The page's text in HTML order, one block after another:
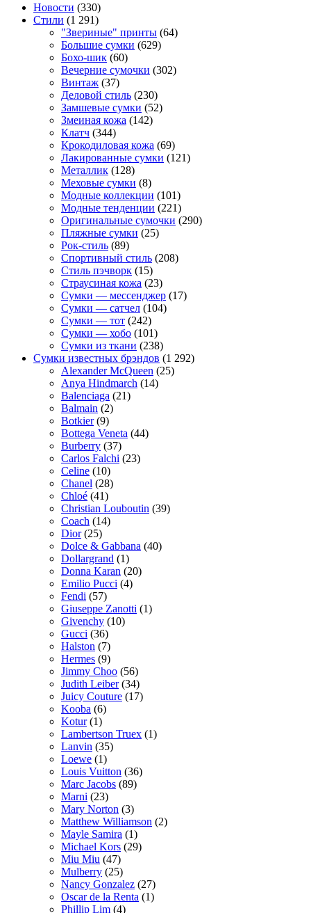
Новости (330)
Стили (1 291)
"Звериные" принты (64)
Большие сумки (629)
Бохо-шик (60)
Вечерние сумочки (302)
Винтаж (37)
Деловой стиль (230)
Замшевые сумки (52)
Змеиная кожа (142)
Клатч (344)
Крокодиловая кожа (69)
Лакированные сумки (121)
Металлик (128)
Меховые сумки (8)
Модные коллекции (101)
Модные тенденции (221)
Оригинальные сумочки (290)
Пляжные сумки (25)
Рок-стиль (89)
Спортивный стиль (208)
Стиль пэчворк (15)
Страусиная кожа (23)
Сумки — мессенджер (17)
Сумки — сатчел (104)
Сумки — тот (242)
Сумки — хобо (101)
Сумки из ткани (238)
Сумки известных брэндов (1 292)
Alexander McQueen (25)
Anya Hindmarch (14)
Balenciaga (21)
Balmain (2)
Botkier(9)
Bottega Veneta (44)
Burberry (37)
Carlos Falchi (23)
Celine (10)
Chanel (28)
Chloé (41)
Christian Louboutin (39)
Coach (14)
Dior(25)
Dolce & Gabbana (40)
Dollargrand (1)
Donna Karan (20)
Emilio Pucci (4)
Fendi (57)
Giuseppe Zanotti (1)
Givenchy (10)
Gucci (36)
Halston (7)
Hermes (9)
Jimmy Choo (56)
Judith Leiber(34)
Juicy Couture (17)
Kooba (6)
Kotur(1)
Lambertson Truex (1)
Lanvin (35)
Loewe (1)
Louis Vuitton (36)
Marc Jacobs (89)
Marni (23)
Mary Norton (3)
Matthew Williamson (2)
Mayle Samira (1)
Michael Kors (29)
Miu Miu (47)
Mulberry (25)
Nancy Gonzalez (27)
Oscar de la Renta (1)
Phillip Lim (4)